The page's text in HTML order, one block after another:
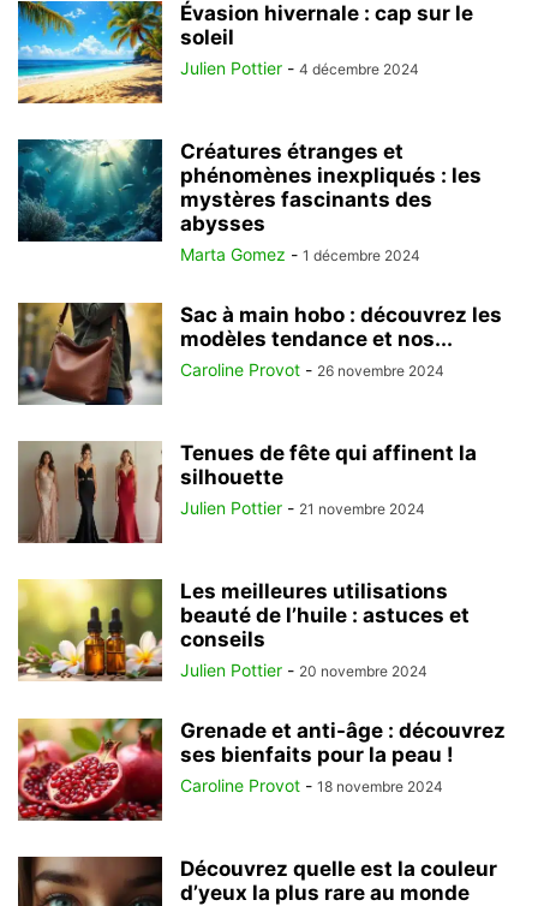
Évasion hivernale : cap sur le
soleil
Julien Pottier - 4 décembre 2024
Créatures étranges et
phénomènes inexpliqués : les
mystères fascinants des
abysses
Marta Gomez - 1 décembre 2024
Sac à main hobo : découvrez les
modèles tendance et nos...
Caroline Provot - 26 novembre 2024
Tenues de fête qui affinent la
silhouette
Julien Pottier - 21 novembre 2024
Les meilleures utilisations
beauté de l’huile : astuces et
conseils
Julien Pottier - 20 novembre 2024
Grenade et anti-âge : découvrez
ses bienfaits pour la peau !
Caroline Provot - 18 novembre 2024
Découvrez quelle est la couleur
d’yeux la plus rare au monde